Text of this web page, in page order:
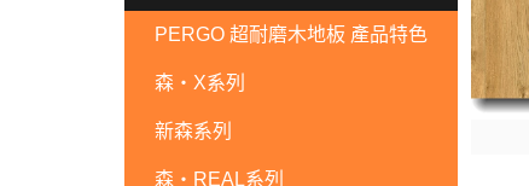
PERGO 超耐磨木地板 產品特色
森・X系列
新森系列
森・REAL系列